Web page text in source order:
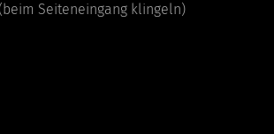
Seiteneingang klingeln)